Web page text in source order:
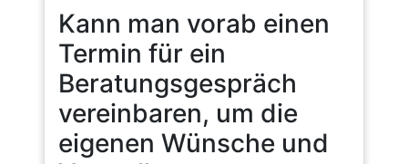
Kann man vorab einen
Termin für ein
Beratungsgespräch
vereinbaren, um die
eigenen Wünsche und